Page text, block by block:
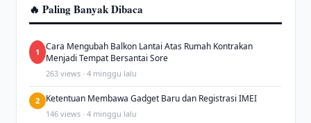
🔥 Paling Banyak Dibaca
1
Cara Mengubah Balkon Lantai Atas Rumah Kontrakan
Menjadi Tempat Bersantai Sore
263 views · 4 minggu lalu
2 Ketentuan Membawa Gadget Baru dan Registrasi IMEI
146 views · 4 minggu lalu